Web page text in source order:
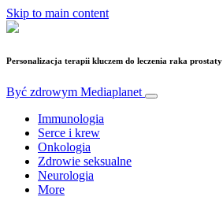
Skip to main content
Personalizacja terapii kluczem do leczenia raka prostaty
Być zdrowym Mediaplanet
Immunologia
Serce i krew
Onkologia
Zdrowie seksualne
Neurologia
More